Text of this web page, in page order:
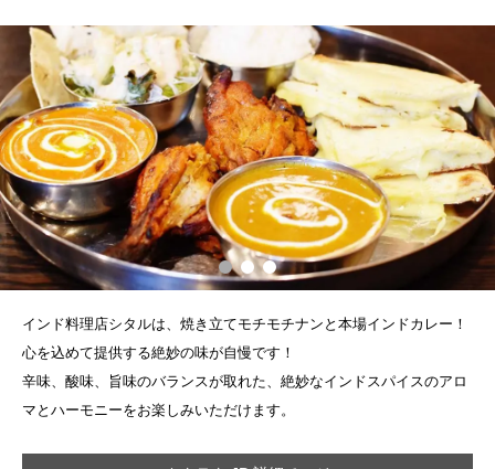
インド料理店シタルは、焼き立てモチモチナンと本場インドカレー！
心を込めて提供する絶妙の味が自慢です！
辛味、酸味、旨味のバランスが取れた、絶妙なインドスパイスのアロ
マとハーモニーをお楽しみいただけます。